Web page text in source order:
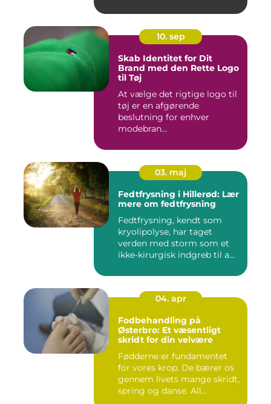
10. sep
Skab Identitet for Dit
Brand med den Rette Logo
til Tøj
At vælge det rigtige logo til
tøj er en afgørende
beslutning for enhver
modebran...
03. maj
Fedtfrysning i Hillerød: Lær
mere om fedtfrysning
Fedtfrysning, kendt som
kryolipolyse, har taget
verden med storm som et
ikke-kirurgisk indgreb til a...
04. apr
Fodbehandling på
Østerbro: Et væsentligt
skridt for din velvære
Fødderne er fundamentet
for vores krop. De bærer os
gennem livets mange skridt,
spring og danse. All...